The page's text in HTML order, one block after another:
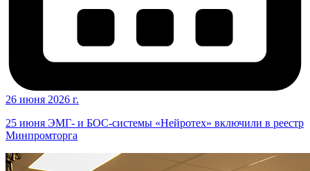
26 июня 2026 г.
25 июня ЭМГ- и БОС-системы «Нейротех» включили в реестр
Минпромторга